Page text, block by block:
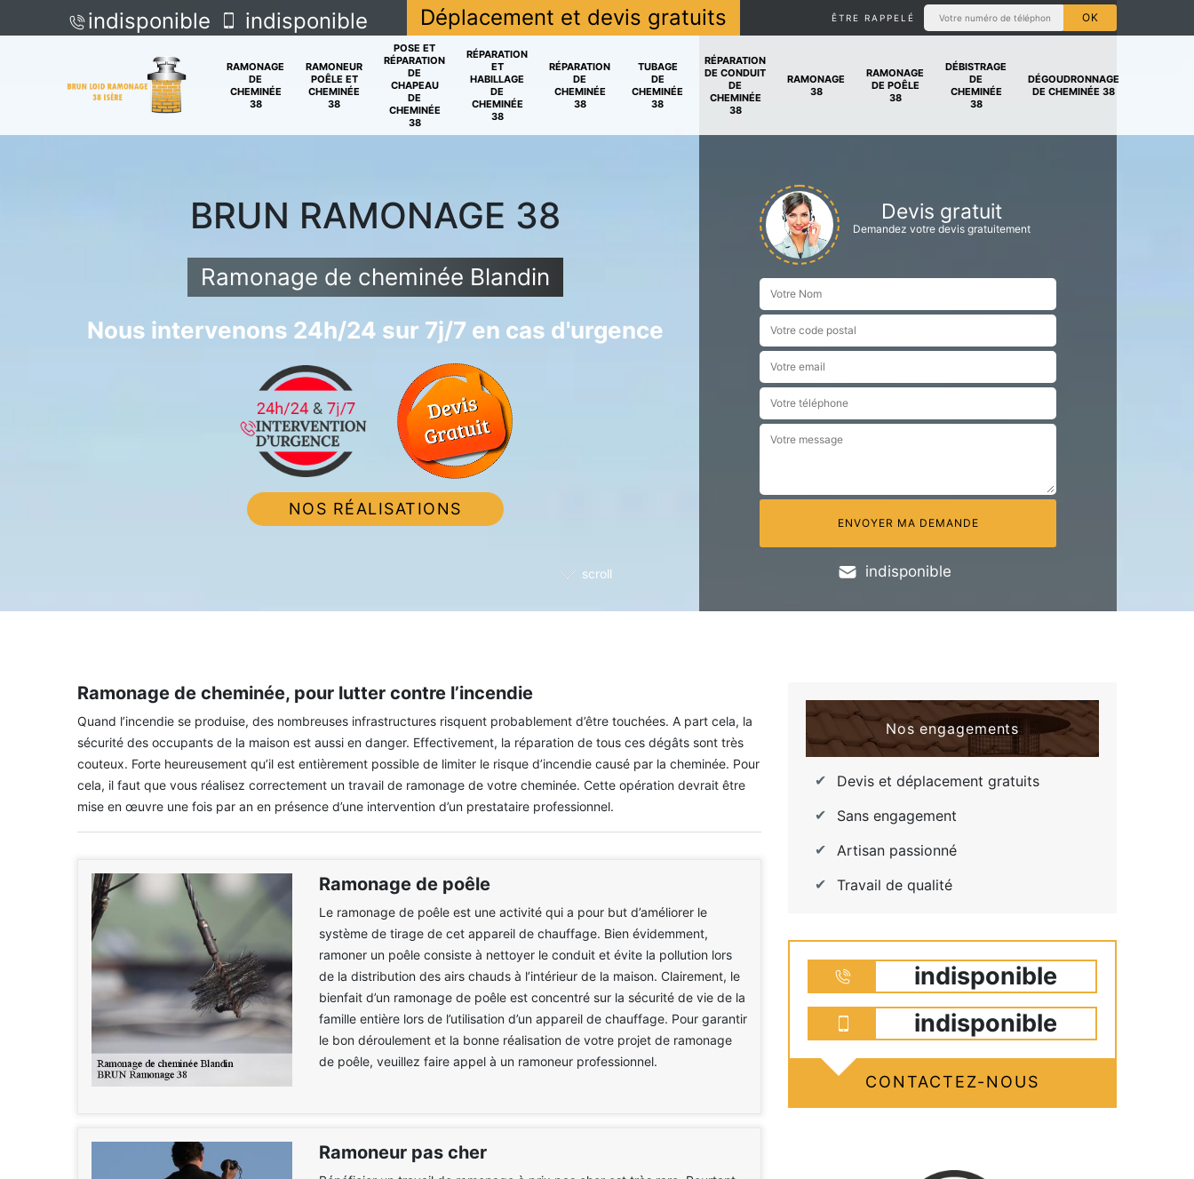
indisponible indisponible Déplacement et devis gratuits ÊTRE RAPPELÉ
RAMONAGE
DE
CHEMINÉE
38
RAMONEUR
POÊLE ET
CHEMINÉE
38
POSE ET
RÉPARATION
DE
CHAPEAU
DE
CHEMINÉE
38
RÉPARATION
ET
HABILLAGE
DE
CHEMINÉE
38
RÉPARATION
DE
CHEMINÉE
38
TUBAGE
DE
CHEMINÉE
38
RÉPARATION
DE CONDUIT
DE
CHEMINÉE
38
RAMONAGE
38
RAMONAGE
DE POÊLE
38
DÉBISTRAGE
DE
CHEMINÉE
38
DÉGOUDRONNAGE
DE CHEMINÉE 38
scroll
BRUN RAMONAGE 38
Ramonage de cheminée Blandin
Nous intervenons 24h/24 sur 7j/7 en cas d'urgence
NOS RÉALISATIONS
Devis gratuit
Demandez votre devis gratuitement
indisponible
Ramonage de cheminée, pour lutter contre l’incendie
Quand l’incendie se produise, des nombreuses infrastructures risquent probablement d’être touchées. A part cela, la
sécurité des occupants de la maison est aussi en danger. Effectivement, la réparation de tous ces dégâts sont très
couteux. Forte heureusement qu’il est entièrement possible de limiter le risque d’incendie causé par la cheminée. Pour
cela, il faut que vous réalisez correctement un travail de ramonage de votre cheminée. Cette opération devrait être
mise en œuvre une fois par an en présence d’une intervention d’un prestataire professionnel.
Ramonage de poêle
Le ramonage de poêle est une activité qui a pour but d’améliorer le
système de tirage de cet appareil de chauffage. Bien évidemment,
ramoner un poêle consiste à nettoyer le conduit et évite la pollution lors
de la distribution des airs chauds à l’intérieur de la maison. Clairement, le
bienfait d’un ramonage de poêle est concentré sur la sécurité de vie de la
famille entière lors de l’utilisation d’un appareil de chauffage. Pour garantir
le bon déroulement et la bonne réalisation de votre projet de ramonage
de poêle, veuillez faire appel à un ramoneur professionnel.
Ramoneur pas cher
Nos engagements
Devis et déplacement gratuits
Sans engagement
Artisan passionné
Travail de qualité
indisponible
indisponible
CONTACTEZ-NOUS